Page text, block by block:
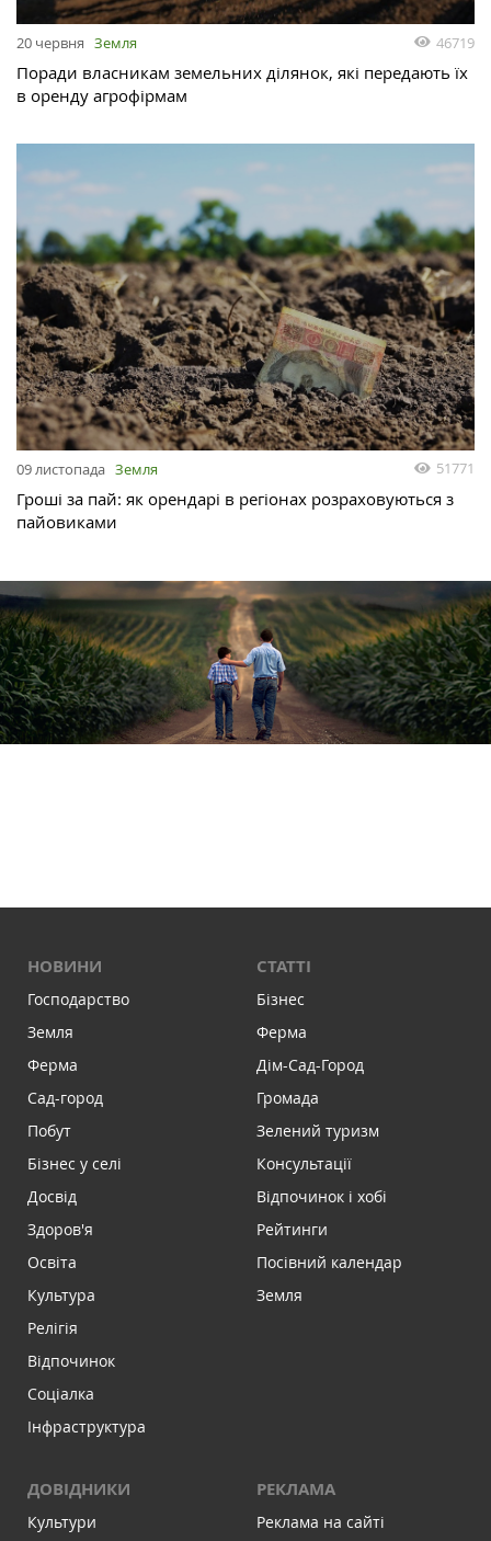
20 червня Земля 46719
Поради власникам земельних ділянок, які передають їх
в оренду агрофірмам
09 листопада Земля 51771
Гроші за пай: як орендарі в регіонах розраховуються з
пайовиками
НОВИНИ
Господарство
Земля
Ферма
Сад-город
Побут
Бізнес у селі
Досвід
Здоров'я
Освіта
Культура
Релігія
Відпочинок
Соціалка
Інфраструктура
СТАТТІ
Бізнес
Ферма
Дім-Сад-Город
Громада
Зелений туризм
Консультації
Відпочинок і хобі
Рейтинги
Посівний календар
Земля
ДОВІДНИКИ
Культури
РЕКЛАМА
Реклама на сайті